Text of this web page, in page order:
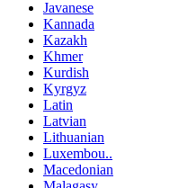
Javanese
Kannada
Kazakh
Khmer
Kurdish
Kyrgyz
Latin
Latvian
Lithuanian
Luxembou..
Macedonian